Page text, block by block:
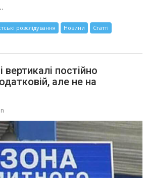
розслідування Новини
Статті
вертикалі постійно
але не на